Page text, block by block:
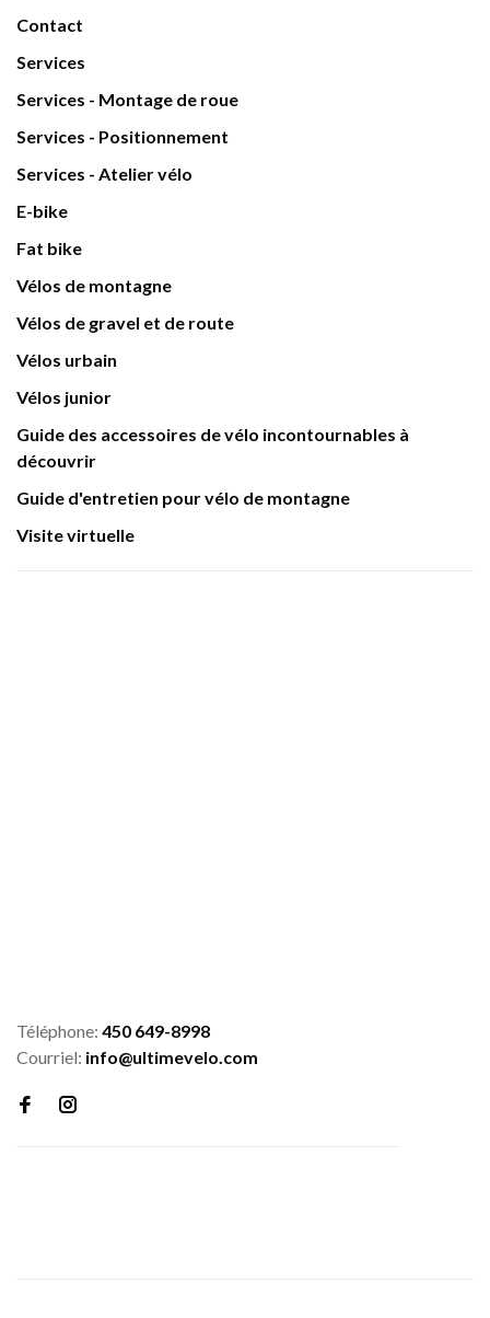
Contact
Services
Services - Montage de roue
Services - Positionnement
Services - Atelier vélo
E-bike
Fat bike
Vélos de montagne
Vélos de gravel et de route
Vélos urbain
Vélos junior
Guide des accessoires de vélo incontournables à
découvrir
Guide d'entretien pour vélo de montagne
Visite virtuelle
Téléphone: 450 649-8998
Courriel: info@ultimevelo.com